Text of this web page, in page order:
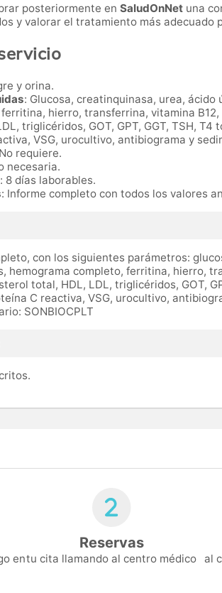
posteriormente en SaludOnNet una
y valorar el tratamiento más adecuado
y orina.
: Glucosa, creatinquinasa, urea,
hierro, transferrina, vitamina
triglicéridos, GOT, GPT, GGT, TSH,
VSG, urocultivo, antibiograma y
requiere.
necesaria.
: 8 días laborables.
: Informe completo con todos los valores
con los siguientes parámetros:
hemograma completo, ferritina, hierro,
total, HDL, LDL, triglicéridos, GOT,
C reactiva, VSG, urocultivo,
SONBIOCPLT
en
Reservas
tu cita llamando al centro médico al